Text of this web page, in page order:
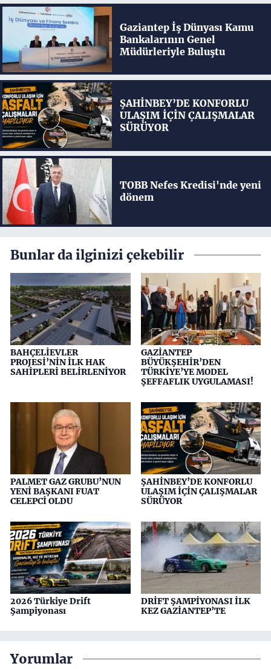
Gaziantep İş Dünyası Kamu
Bankalarının Genel
Müdürleriyle Buluştu
ŞAHİNBEY’DE KONFORLU
ULAŞIM İÇİN ÇALIŞMALAR
SÜRÜYOR
TOBB Nefes Kredisi'nde yeni
dönem
Bunlar da ilginizi çekebilir
BAHÇELİEVLER
PROJESİ’NİN İLK HAK
SAHİPLERİ BELİRLENİYOR
GAZİANTEP
BÜYÜKŞEHİR’DEN
TÜRKİYE’YE MODEL
ŞEFFAFLIK UYGULAMASI!
PALMET GAZ GRUBU’NUN
YENİ BAŞKANI FUAT
CELEPCİ OLDU
ŞAHİNBEY’DE KONFORLU
ULAŞIM İÇİN ÇALIŞMALAR
SÜRÜYOR
2026 Türkiye Drift
Şampiyonası
DRİFT ŞAMPİYONASI İLK
KEZ GAZİANTEP’TE
Yorumlar